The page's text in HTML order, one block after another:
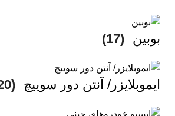
بوبین (17)
ایموبلایزر/ آنتن دور سوییچ (20)